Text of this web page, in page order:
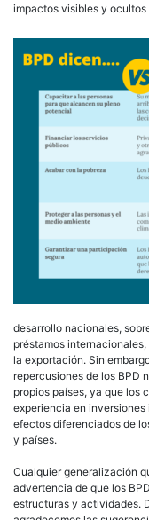
impactos visibles y ocultos
desarrollo nacionales,
préstamos
la exportación. Sin
repercusiones de los BPD
propios países, ya que los
experiencia en
efectos diferenciados de
y países.
Cualquier generalización
advertencia de que los
estructuras y actividades.